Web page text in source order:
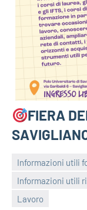
FIERA
Informazioni utili
Informazioni utili
Lavoro
bragiovani